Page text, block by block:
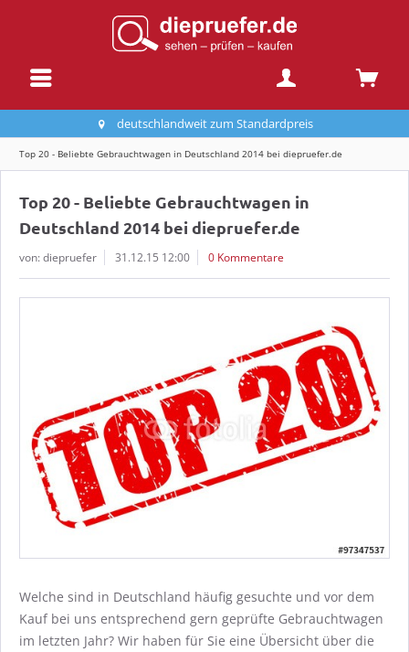
deutschlandweit zum Standardpreis
Top 20 - Beliebte Gebrauchtwagen in Deutschland 2014 bei diepruefer.de
Top 20 - Beliebte Gebrauchtwagen in
Deutschland 2014 bei diepruefer.de
von: diepruefer 31.12.15 12:00 0 Kommentare
Welche sind in Deutschland häufig gesuchte und vor dem
Kauf bei uns entsprechend gern geprüfte Gebrauchtwagen
im letzten Jahr? Wir haben für Sie eine Übersicht über die